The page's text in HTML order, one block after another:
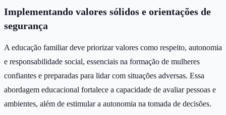
Implementando valores sólidos e orientações de
segurança
A educação familiar deve priorizar valores como respeito, autonomia
e responsabilidade social, essenciais na formação de mulheres
confiantes e preparadas para lidar com situações adversas. Essa
abordagem educacional fortalece a capacidade de avaliar pessoas e
ambientes, além de estimular a autonomia na tomada de decisões.